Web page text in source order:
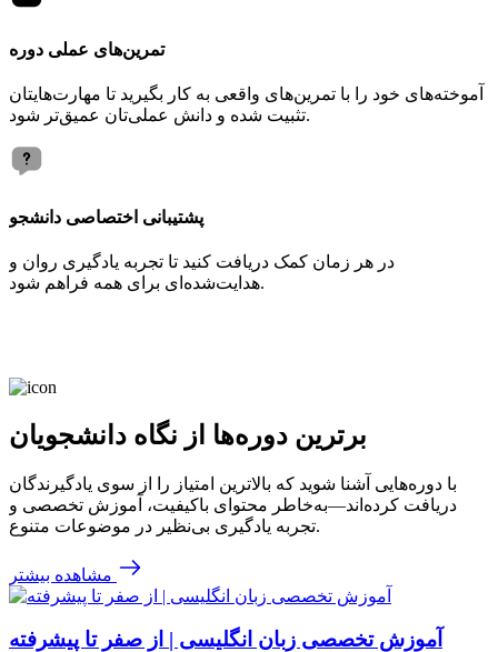
تمرین‌های عملی دوره
آموخته‌های خود را با تمرین‌های واقعی به کار بگیرید تا مهارت‌هایتان
تثبیت شده و دانش عملی‌تان عمیق‌تر شود.
پشتیبانی اختصاصی دانشجو
در هر زمان کمک دریافت کنید تا تجربه یادگیری روان و
هدایت‌شده‌ای برای همه فراهم شود.
برترین دوره‌ها از نگاه دانشجویان
با دوره‌هایی آشنا شوید که بالاترین امتیاز را از سوی یادگیرندگان
دریافت کرده‌اند—به‌خاطر محتوای باکیفیت، آموزش تخصصی و
تجربه یادگیری بی‌نظیر در موضوعات متنوع.
مشاهده بیشتر
آموزش تخصصی زبان انگلیسی | از صفر تا پیشرفته